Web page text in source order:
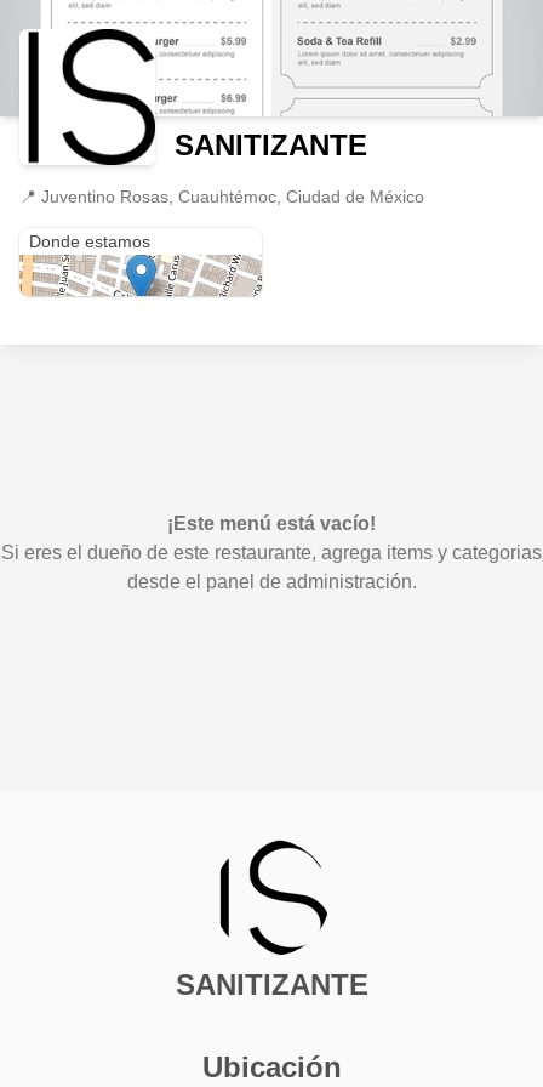
SANITIZANTE
📍 Juventino Rosas, Cuauhtémoc, Ciudad de México
Donde estamos
¡Este menú está vacío!
Si eres el dueño de este restaurante, agrega items y categorias
desde el panel de administración.
SANITIZANTE
Ubicación